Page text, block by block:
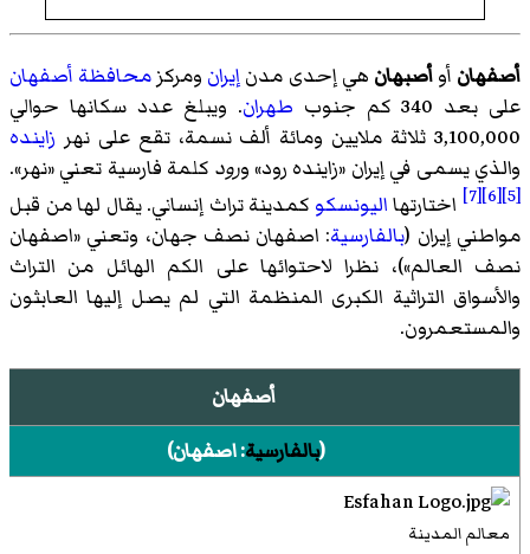
أصفهان أوأصبهان هي إحدى مدنإيران ومرکزمحافظة أصفهان
على بعد 340 كم جنوب
طهران. ويبلغ عدد سكانها حوالي
3,100,000 ثلاثة ملايين ومائة ألف نسمة، تقع على نهر
زاينده
والذي يسمى في إيران «زاينده رود» ورود كلمة فارسية تعني «نهر».
[5]
[6]
[7] اختارتهااليونسكو كمدينة تراث إنساني. يقال لها من قبل
مواطني إيران (بالفارسية: اصفهان نصف جهان، وتعني «اصفهان
نصف العالم»)، نظرا لاحتوائها على الكم الهائل من التراث
والأسواق التراثية الكبرى المنظمة التي لم يصل إليها العابثون
والمستعمرون.
أصفهان
(بالفارسية:اصفهان)‏
معالم المدينة